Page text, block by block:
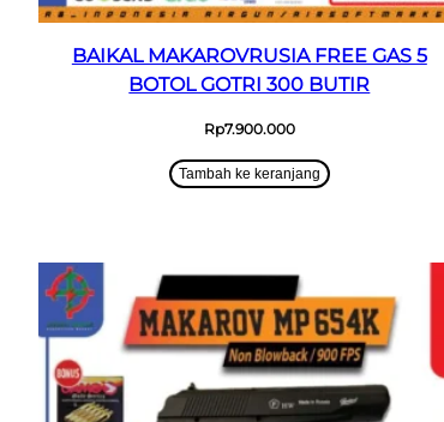
BAIKAL MAKAROVRUSIA FREE GAS 5
BOTOL GOTRI 300 BUTIR
Rp7.900.000
Tambah ke keranjang